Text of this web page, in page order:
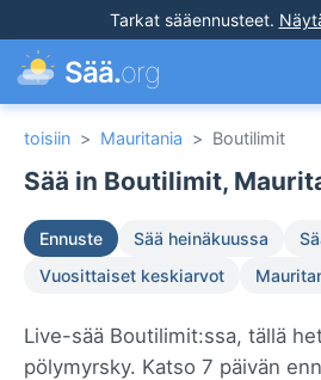
Tarkat sääennusteet.
Sää.org
toisiin > Mauritania > Boutilimit
Sää in Boutilimit,
Ennuste Sää heinäkuussa
Vuosittaiset keskiarvot
Live-sää Boutilimit:ssa, tällä
pölymyrsky. Katso 7 päivän